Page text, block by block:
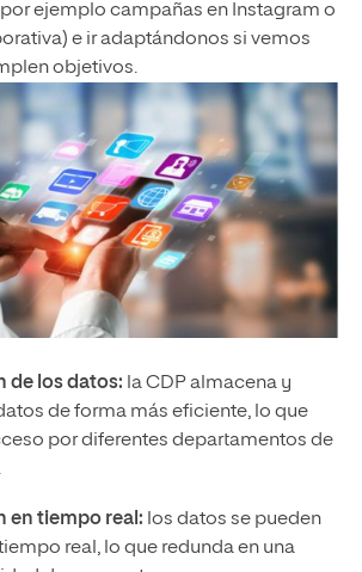
ejemplo campañas en Instagram o
e ir adaptándonos si vemos
objetivos.
de los datos: la CDP almacena y
de forma más eficiente, lo que
por diferentes departamentos de
en tiempo real: los datos se pueden
real, lo que redunda en una